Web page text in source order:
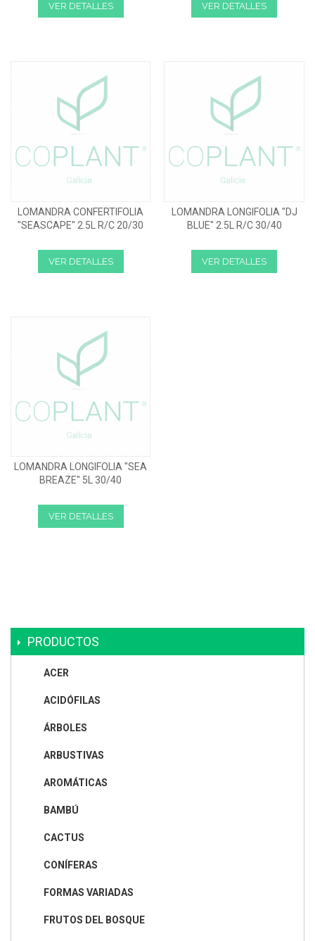
VER DETALLES VER DETALLES
LOMANDRA CONFERTIFOLIA
"SEASCAPE" 2.5L R/C 20/30
VER DETALLES
LOMANDRA LONGIFOLIA "DJ
BLUE" 2.5L R/C 30/40
VER DETALLES
LOMANDRA LONGIFOLIA "SEA
BREAZE" 5L 30/40
VER DETALLES
PRODUCTOS
ACER
ACIDÓFILAS
ÁRBOLES
ARBUSTIVAS
AROMÁTICAS
BAMBÚ
CACTUS
CONÍFERAS
FORMAS VARIADAS
FRUTOS DEL BOSQUE